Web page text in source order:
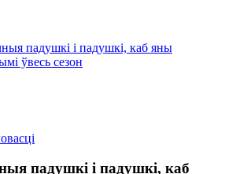
падушкі і падушкі, каб яны
ўвесь сезон
падушкі і падушкі, каб